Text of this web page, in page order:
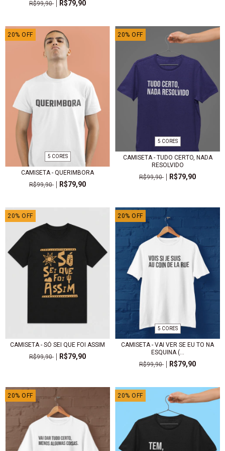
R$99,90 R$79,90
20% OFF
5 CORES
CAMISETA - QUERIMBORA
R$99,90
R$79,90
20% OFF
5 CORES
CAMISETA - TUDO CERTO, NADA
RESOLVIDO
R$99,90
R$79,90
20% OFF
CAMISETA - SÓ SEI QUE FOI ASSIM
R$99,90
R$79,90
20% OFF
5 CORES
CAMISETA - VAI VER SE EU TO NA
ESQUINA (...
R$99,90
R$79,90
20% OFF 20% OFF